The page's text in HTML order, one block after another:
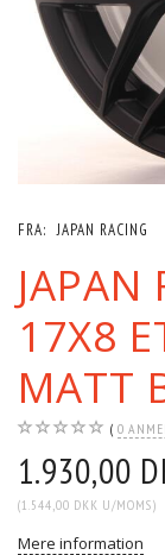
FRA: JAPAN RACING
JAPAN
17X8
MATT
0
1.930,00
(1.544,00 DKK U/MOMS)
Mere information